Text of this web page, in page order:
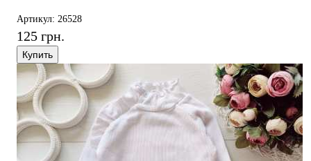
Артикул: 26528
125 грн.
Купить